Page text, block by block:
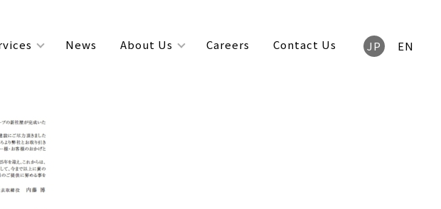
News About Us Careers Contact Us JP EN